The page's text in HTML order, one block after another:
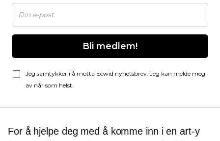
Bli medlem!
Jeg samtykker i å motta Ecwid nyhetsbrev. Jeg kan melde meg
av når som helst.
For å hjelpe deg med å komme inn i enart-y